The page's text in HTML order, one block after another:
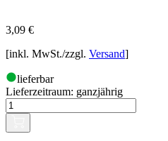
3,09 €
[inkl. MwSt./zzgl. Versand]
lieferbar
Lieferzeitraum: ganzjährig